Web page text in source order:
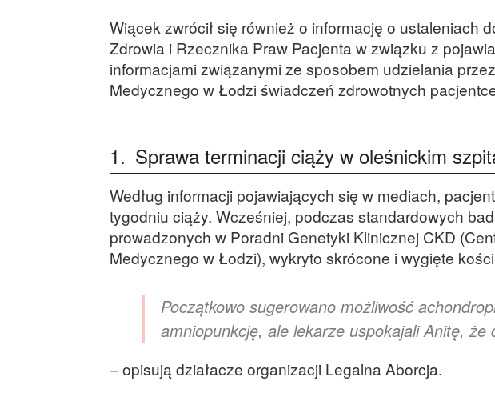
Wiącek zwrócił się również o informację o ustaleniach
Zdrowia i Rzecznika Praw Pacjenta w związku z
informacjami związanymi ze sposobem udzielania
Medycznego w Łodzi świadczeń zdrowotnych
1. Sprawa terminacji ciąży w oleśnickim
Według informacji pojawiających się w mediach,
tygodniu ciąży. Wcześniej, podczas standardowych
prowadzonych w Poradni Genetyki Klinicznej CKD
Medycznego w Łodzi), wykryto skrócone i wygięte
Początkowo sugerowano możliwość
amniopunkcję, ale lekarze uspokajali Anitę, że
– opisują działacze organizacji Legalna Aborcja.